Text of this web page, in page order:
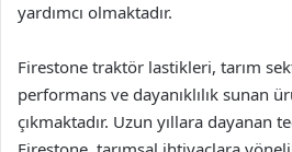
yardımcı olmaktadır.
Firestone traktör lastikleri, tarım
performans ve dayanıklılık sunan
çıkmaktadır. Uzun yıllara dayanan